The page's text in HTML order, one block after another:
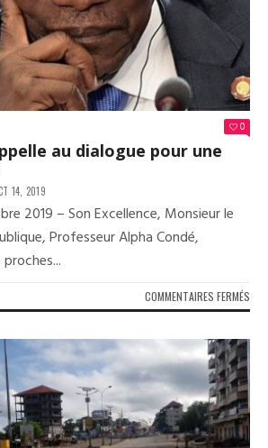
DE
0
au dialogue pour une
14, 2019
2019 – Son Excellence, Monsieur le
Professeur Alpha Condé,
COMMENTAIRES FERMÉS
AU
UNE